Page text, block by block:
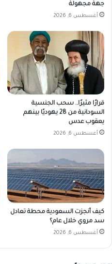
جهة مجهولة
أغسطس 6, 2026
قرارًا مثيرًا.. سحب الجنسية
السودانية من 28 يهوديًا بينهم
يعقوب عدس
أغسطس 6, 2026
كيف أنجزت السعودية محطة تعادل
سد مروي خلال عام؟
أغسطس 6, 2026